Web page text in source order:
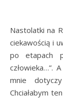
Nastolatki na Rozdrożu to książka, którą czytałam z wielką
ciekawością i
po etapach
człowieka…”.
mnie
Chciałabym